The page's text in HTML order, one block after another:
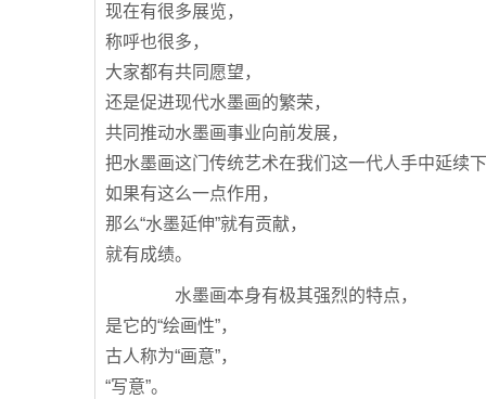
现在有很多展览，
称呼也很多，
大家都有共同愿望，
还是促进现代水墨画的繁荣，
共同推动水墨画事业向前发展，
把水墨画这门传统艺术在我们这一代人手中延续
如果有这么一点作用，
那么“水墨延伸”就有贡献，
就有成绩。
水墨画本身有极其强烈的特点，
是它的“绘画性”，
古人称为“画意”，
“写意”。